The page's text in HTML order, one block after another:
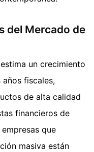
del Mercado de
un crecimiento
fiscales,
de alta calidad
financieros de
que
masiva están